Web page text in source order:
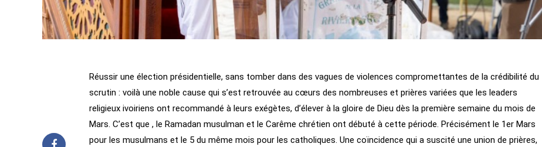
Réussir une élection présidentielle, sans tomber dans des vagues de violences compromettantes de la crédibilité du
scrutin : voilà une noble cause qui s’est retrouvée au cœurs des nombreuses et prières variées que les leaders
religieux ivoiriens ont recommandé à leurs exégètes, d’élever à la gloire de Dieu dès la première semaine du mois de
Mars. C’est que , le Ramadan musulman et le Carême chrétien ont débuté à cette période. Précisément le 1er Mars
pour les musulmans et le 5 du même mois pour les catholiques. Une coïncidence qui a suscité une union de prières,